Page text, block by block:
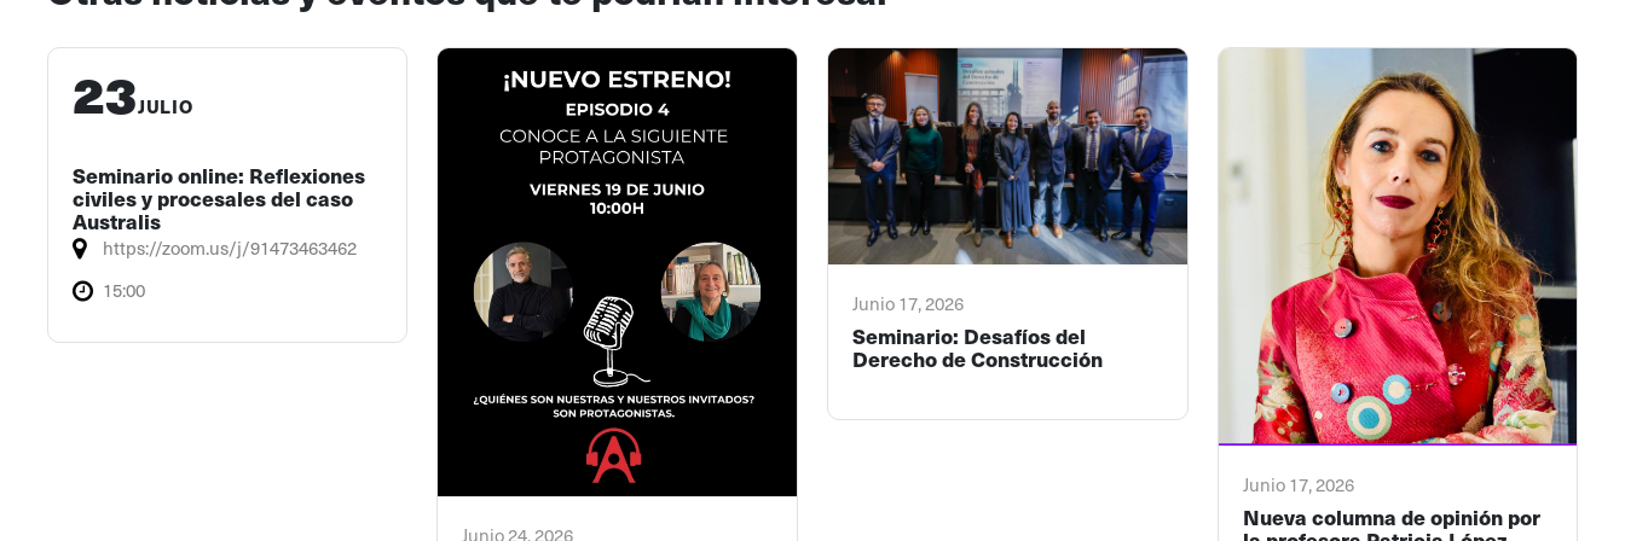
23JULIO
Seminario online: Reflexiones
civiles y procesales del caso
Australis
https://zoom.us/j/91473463462
15:00
Junio 24, 2026
Junio 17, 2026
Seminario: Desafíos del
Derecho de Construcción
Junio 17, 2026
Nueva columna de opinión por